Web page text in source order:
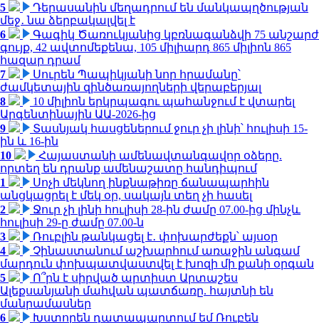
5
Դերասանին մեղադրում են մանկապղծության
մեջ․ նա ձերբակալվել է
6
Գագիկ Ծառուկյանից կբռնագանձվի 75 անշարժ
գույք, 42 ավտոմեքենա, 105 միլիարդ 865 միլիոն 865
հազար դրամ
7
Սուրեն Պապիկյանի նոր հրամանը՝
ժամկետային զինծառայողների վերաբերյալ
8
10 միլիոն երկրպագու պահանջում է վտարել
Արգենտինային ԱԱ-2026-ից
9
Տասնյակ հասցեներում ջուր չի լինի՝ հուլիսի 15-
ին և 16-ին
10
Հայաստանի ամենավտանգավոր օձերը.
որտեղ են դրանք ամենաշատը հանդիպում
1
Սոչի մեկնող ինքնաթիռը ճանապարհին
անցկացրել է մեկ օր, սակայն տեղ չի հասել
2
Ջուր չի լինի հուլիսի 28-ին ժամը 07.00-ից մինչև
հուլիսի 29-ը ժամը 07.00-ն
3
Ռուբլին թանկացել է․ փոխարժեքն՝ այսօր
4
Չինաստանում աշխարհում առաջին անգամ
մարդուն փոխպատվաստվել է խոզի մի քանի օրգան
5
Ո՞րն է սիրված արտիստ Արտաշես
Ալեքսանյանի մահվան պատճառը. հայտնի են
մանրամասներ
6
Խստորեն դատապարտում եմ Ռուբեն